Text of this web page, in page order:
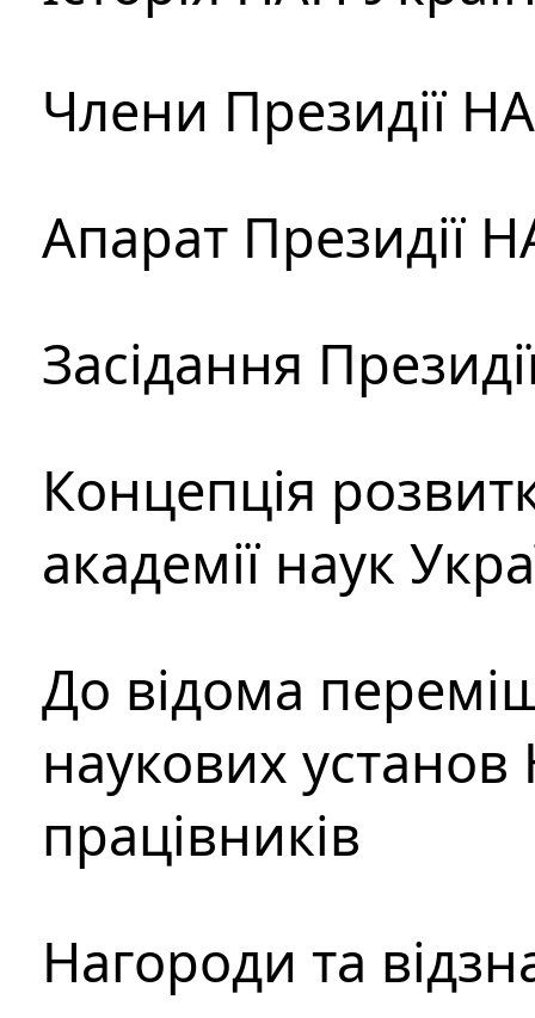
Члени Президії
Апарат Президії
Засідання
Концепція
академії наук
До відома
наукових установ
працівників
Нагороди та